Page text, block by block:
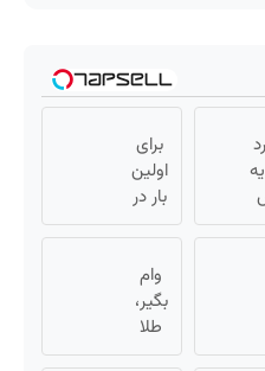
برای
اولین
بار در
ایران
این
دکتر
کرم
ترمیم
وام
بگیر،
طلا
بخر💰